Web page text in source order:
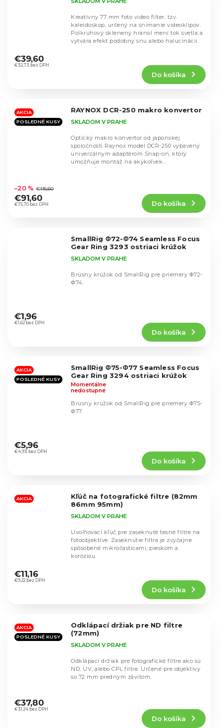
hodnotenie
produktu
hviezdičiek.
€32,73 bez DPH
€39,60
Do košíka
Kreatívny 77 mm foto video filter, tzv.
kaleidoskop, určený na snímanie videoklipov.
Polkruhový sklenený hranol mení tok svetla a
vytvára efekt podobný snu alebo halucinácii.
AKCIA
POSLEDNÉ KUSY
RAYNOX DCR-250 makro konvertor
hodnotenie
produktu
je
SKLADOM V PRAHE
€75,70 bez DPH
–20 % €115,60
€91,60
Do košíka
Optický makro konvertor od japonskej
spoločnosti Raynox model DCR-250 vybavený
univerzálnym adaptérom Snap-on, ktorý
umožňuje montáž na akýkoľvek
objektív/adaptér (puzdro) s...
SmallRig Φ72-Φ74 Seamless Focus
Gear Ring 3293 ostriaci krúžok
hodnotenie
produktu
hviezdičiek.
SKLADOM V PRAHE
€1,62 bez DPH
€1,96
Do košíka
Brúsny krúžok od SmallRig pre priemery Φ72-
Φ74.
AKCIA
POSLEDNÉ KUSY
SmallRig Φ75-Φ77 Seamless Focus
Gear Ring 3294 ostriaci krúžok
hodnotenie
produktu
hviezdičiek.
Momentálne
nedostupné
€4,93 bez DPH
€5,96
Do košíka
Brúsny krúžok od SmallRig pre priemery Φ75-
Φ77.
AKCIA
Kľúč na fotografické filtre (82mm
86mm 95mm)
hodnotenie
produktu
hviezdičiek.
SKLADOM V PRAHE
€9,22 bez DPH
€11,16
Do košíka
Uvoľňovací kľúč pre zaseknuté tesné filtre na
fotoobjektíve. Zaseknutie filtra je zvyčajne
spôsobené mikročasticami, pieskom a
koróziou.
AKCIA
POSLEDNÉ KUSY
Odklápací držiak pre ND filtre
(72mm)
hodnotenie
produktu
SKLADOM V PRAHE
€31,24 bez DPH
€37,80
Do košíka
Odklápací držiak pre fotografické filtre ako sú
ND, UV, alebo CPL filtre. Určené pre objektívy
so 72 mm predným závitom.